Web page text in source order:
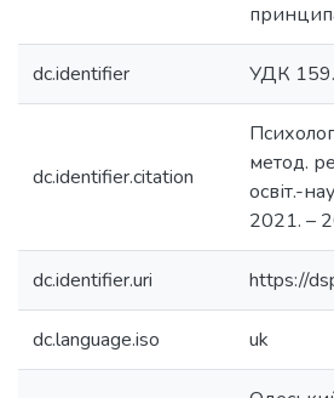
dc.identifier УДК
dc.identifier.citation
метод.
освіт.-
2021. –
dc.identifier.uri https://
dc.language.iso uk